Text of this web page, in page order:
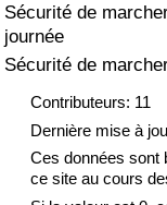
Sécurité de
journée
Sécurité de
Contributeurs: 11
Dernière mise à
Ces données sont
ce site au cours
Indice de Trafic
Indice de Trafic